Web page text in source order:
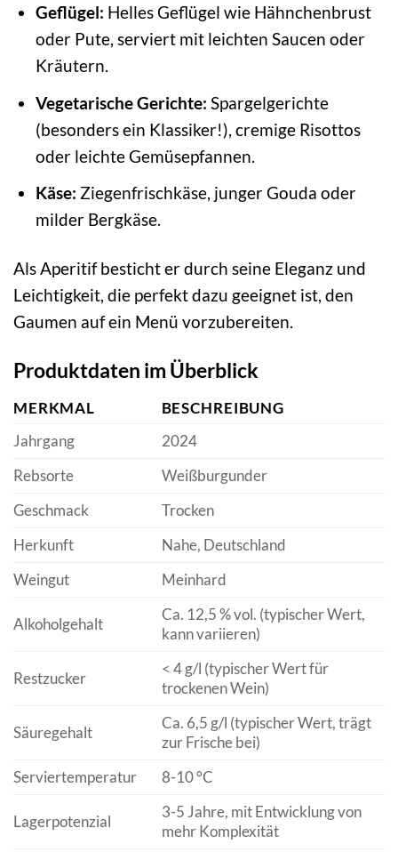
Geflügel: Helles Geflügel wie Hähnchenbrust
oder Pute, serviert mit leichten Saucen oder
Kräutern.
Vegetarische Gerichte: Spargelgerichte
(besonders ein Klassiker!), cremige Risottos
oder leichte Gemüsepfannen.
Käse: Ziegenfrischkäse, junger Gouda oder
milder Bergkäse.
Als Aperitif besticht er durch seine Eleganz und
Leichtigkeit, die perfekt dazu geeignet ist, den
Gaumen auf ein Menü vorzubereiten.
Produktdaten im Überblick
MERKMAL
BESCHREIBUNG
Jahrgang
2024
Rebsorte
Weißburgunder
Geschmack
Trocken
Herkunft
Nahe, Deutschland
Weingut
Meinhard
Alkoholgehalt
Ca. 12,5 % vol. (typischer Wert,
kann variieren)
Restzucker
< 4 g/l (typischer Wert für
trockenen Wein)
Säuregehalt
Ca. 6,5 g/l (typischer Wert, trägt
zur Frische bei)
Serviertemperatur
8-10 °C
Lagerpotenzial
3-5 Jahre, mit Entwicklung von
mehr Komplexität